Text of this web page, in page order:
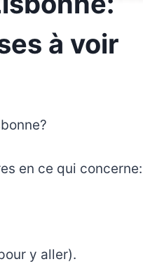
à voir
en ce qui concerne:
y aller).